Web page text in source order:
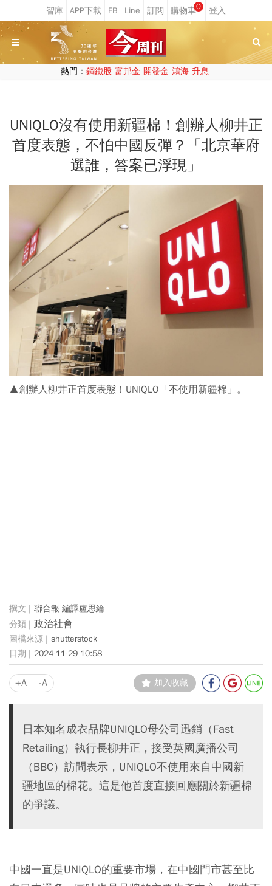
0
熱門： 鋼鐵股 富邦金 開發金 鴻海 升息
UNIQLO沒有使用新疆棉！創辦人柳井正
首度表態，不怕中國反彈？「北京華府
選誰，答案已浮現」
▲創辦人柳井正首度表態！UNIQLO「不使用新疆棉」。
聯合報 編譯盧思綸
政治社會
shutterstock
2024-11-29 10:58
+A -A 加入收藏
日本知名成衣品牌UNIQLO母公司迅銷（Fast
Retailing）執行長柳井正，接受英國廣播公司
（BBC）訪問表示，UNIQLO不使用來自中國新
疆地區的棉花。這是他首度直接回應關於新疆棉
的爭議。
中國一直是UNIQLO的重要市場，在中國門市甚至比